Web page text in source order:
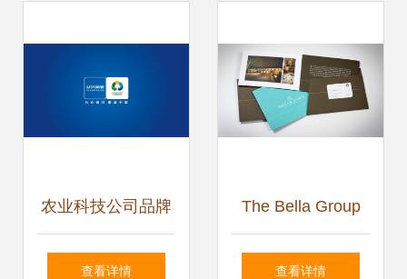
载 173.40mb 企业
画册封面大全
农业科技公司品牌
全案形象设计
查看详情
The Bella Group
企业形象设计与策
查看详情